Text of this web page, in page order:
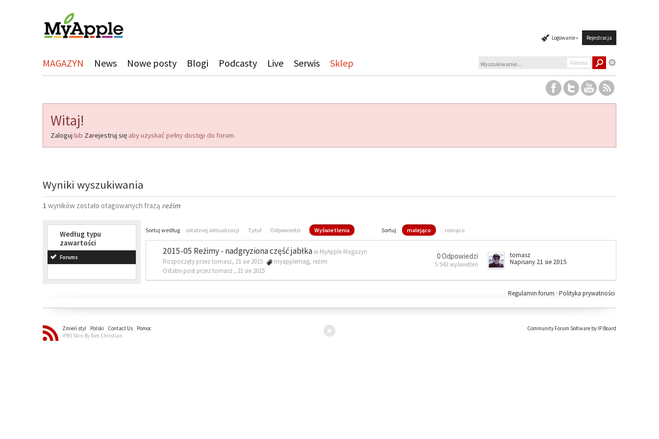
Logowanie » Rejestracja
MAGAZYN News Nowe posty Blogi Podcasty Live Serwis Sklep Forums
Witaj!
Zaloguj lub Zarejestruj się aby uzyskać pełny dostęp do forum.
Wyniki wyszukiwania
1 wyników zostało otagowanych frazą reżim
Według typu
zawartości
Forums
Sortuj według ostatniej aktualizacji Tytuł Odpowiedzi Wyświetlenia Sortuj malejąco rosnąco
2015-05 Reżimy - nadgryziona część jabłkaw MyApple Magazyn
Rozpoczęty przez tomasz, 21 sie 2015
myapplemag, reżim
Ostatni post przez tomasz , 21 sie 2015
0 Odpowiedzi
5 943 wyświetleń
tomasz
Napisany 21 sie 2015
Polityka prywatności
Regulamin forum ·
Zmień styl Polski Contact Us
Pomoc
IPB3 Skin By Tom Christian.
Community Forum Software by IP.Board